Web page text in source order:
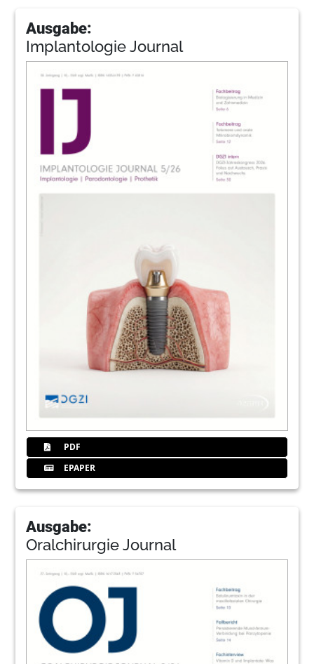
Ausgabe:
Implantologie Journal
PDF
EPAPER
Ausgabe:
Oralchirurgie Journal